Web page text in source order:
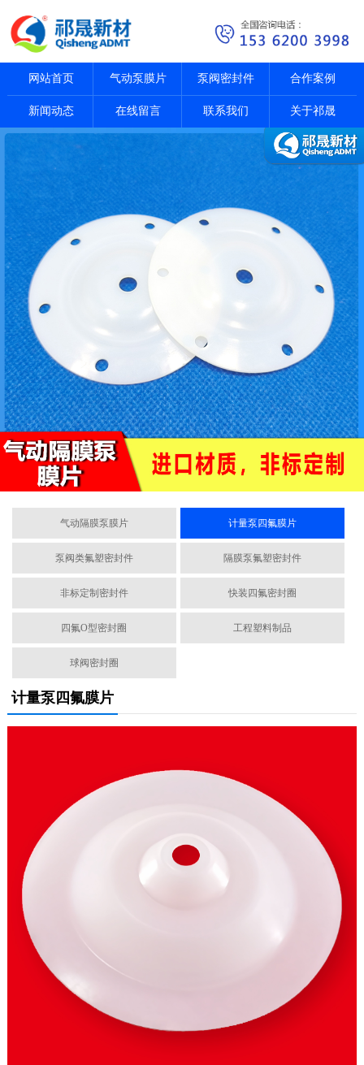
网站首页 气动泵膜片 泵阀密封件 合作案例
新闻动态 在线留言 联系我们 关于祁晟
气动隔膜泵膜片 计量泵四氟膜片
泵阀类氟塑密封件 隔膜泵氟塑密封件
非标定制密封件 快装四氟密封圈
四氟O型密封圈 工程塑料制品
球阀密封圈
计量泵四氟膜片